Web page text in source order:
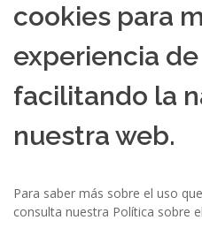
cookies para
experiencia
facilitando la
nuestra web.
Para saber más sobre el uso
consulta nuestra Política sobre